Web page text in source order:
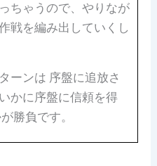
ちゃうので、やりなが
戦を編み出していくし
ーンは 序盤に追放さ
かに序盤に信頼を得
勝負です。